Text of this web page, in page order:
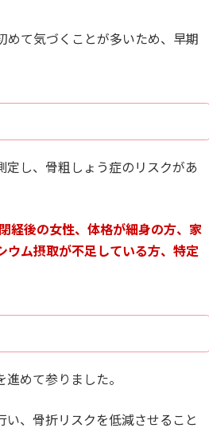
めて気づくことが多いため、早期
し、骨粗しょう症のリスクがあ
閉経後の女性、体格が細身の方、家
ウム摂取が不足している方、特定
めて参りました。
、骨折リスクを低減させること